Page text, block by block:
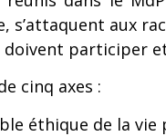
s’attaquent aux
doivent participer
cinq axes :
éthique de la